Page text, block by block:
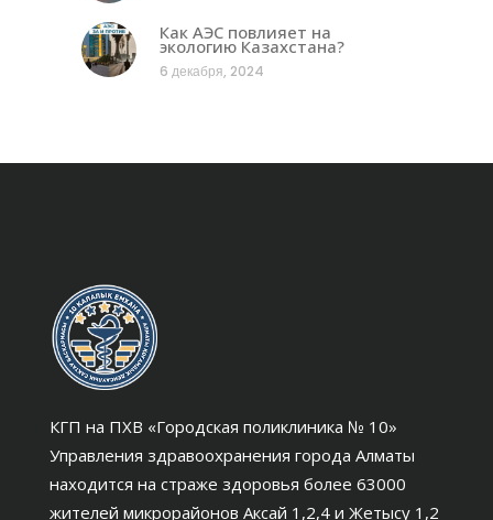
Как АЭС повлияет на
экологию Казахстана?
6 декабря, 2024
КГП на ПХВ «Городская поликлиника № 10»
Управления здравоохранения города Алматы
находится на страже здоровья более 63000
жителей микрорайонов Аксай 1,2,4 и Жетысу 1,2